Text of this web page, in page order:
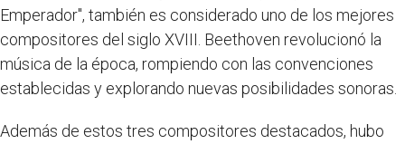
Emperador", también es considerado uno de los mejores
compositores del siglo XVIII. Beethoven revolucionó la
música de la época, rompiendo con las convenciones
establecidas y explorando nuevas posibilidades sonoras.
Además de estos tres compositores destacados, hubo